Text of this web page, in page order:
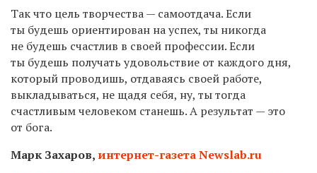
Так что цель творчества — самоотдача. Если
ты будешь ориентирован на успех, ты никогда
не будешь счастлив в своей профессии. Если
ты будешь получать удовольствие от каждого дня,
который проводишь, отдаваясь своей работе,
выкладываться, не щадя себя, ну, ты тогда
счастливым человеком станешь. А результат — это
от бога.
Марк Захаров, интернет-газета Newslab.ru